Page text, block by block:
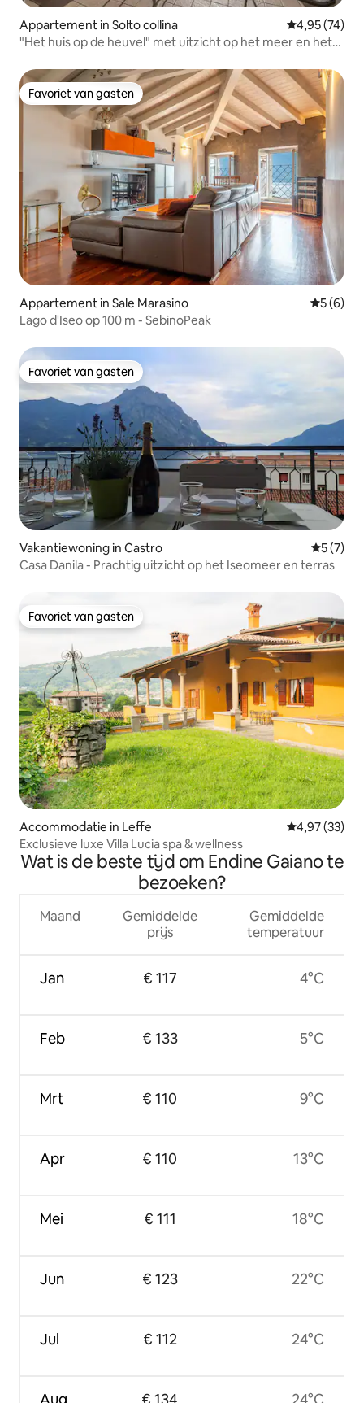
Appartement in Solto collina Gemiddelde
4,95 (74)
"Het huis op de heuvel" met uitzicht op het meer en het
Favoriet van gasten
Favoriet van gasten
Appartement in Sale Marasino
5 (6)
Lago d'Iseo op 100 m - SebinoPeak
Favoriet van gasten
Favoriet van gasten
Vakantiewoning in Castro
5 (7)
Casa Danila - Prachtig uitzicht op het Iseomeer en terras
Favoriet van gasten
Favoriet van gasten
Accommodatie in Leffe Gemiddelde
4,97 (33)
Exclusieve luxe Villa Lucia spa & wellness
Wat is de beste tijd om Endine Gaiano te
bezoeken?
Maand
Jan
Feb
Mrt
Apr
Mei
Jun
Jul
Gemiddelde
prijs
€ 117
€ 133
€ 110
€ 110
€ 111
€ 123
€ 112
Gemiddelde
temperatuur
4°C
5°C
9°C
13°C
18°C
22°C
24°C